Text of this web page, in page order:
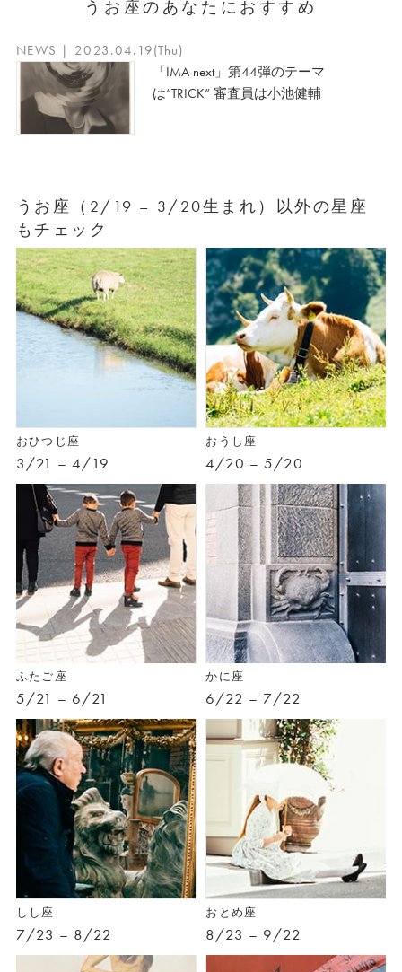
うお座のあなたにおすすめ
NEWS | 2023.04.19(Thu)
「IMA next」第44弾のテーマ
は“TRICK” 審査員は小池健輔
うお座（2/19 – 3/20生まれ）以外の星座
もチェック
おひつじ座
3/21 – 4/19
おうし座
4/20 – 5/20
ふたご座
5/21 – 6/21
かに座
6/22 – 7/22
しし座
7/23 – 8/22
おとめ座
8/23 – 9/22